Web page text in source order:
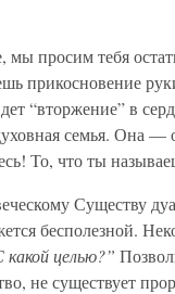
просим тебя
прикосновение
“вторжение” в
семья. Она —
То, что ты
Существу
бесполезной.
целью?”
не существует